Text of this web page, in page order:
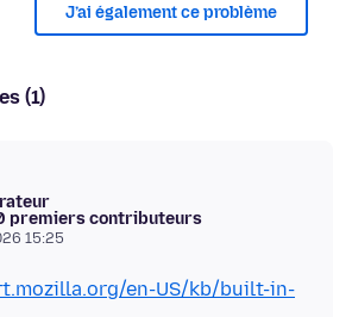
J’ai également ce problème
(1)
premiers contributeurs
15:25
en-US/kb/built-in-